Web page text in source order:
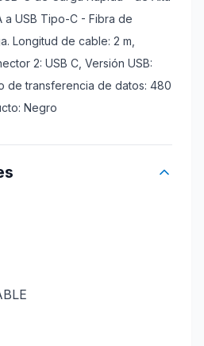
a USB Tipo-C - Fibra de
Longitud de cable: 2 m,
2: USB C, Versión USB:
de transferencia de datos: 480
Negro